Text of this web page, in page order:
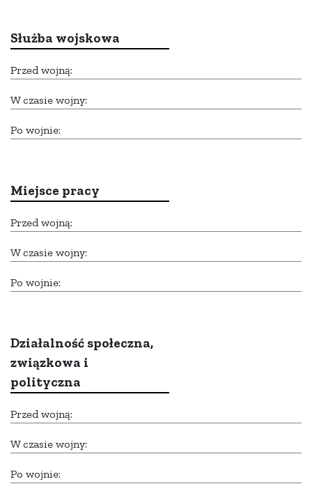
Służba wojskowa
Przed wojną:
W czasie wojny:
Po wojnie:
Miejsce pracy
Przed wojną:
W czasie wojny:
Po wojnie:
Działalność społeczna,
związkowa i
polityczna
Przed wojną:
W czasie wojny:
Po wojnie: